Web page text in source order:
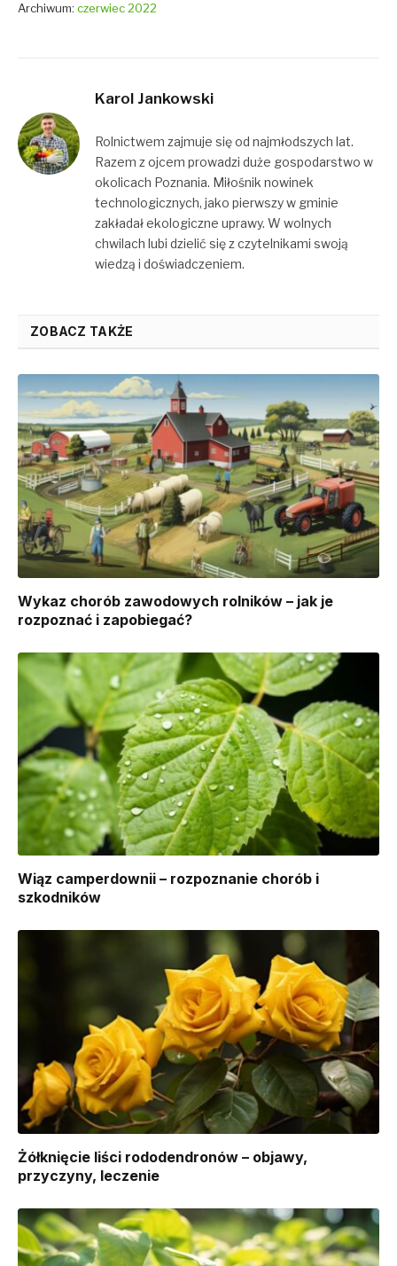
Archiwum: czerwiec 2022
Karol Jankowski
Rolnictwem zajmuje się od najmłodszych lat.
Razem z ojcem prowadzi duże gospodarstwo w
okolicach Poznania. Miłośnik nowinek
technologicznych, jako pierwszy w gminie
zakładał ekologiczne uprawy. W wolnych
chwilach lubi dzielić się z czytelnikami swoją
wiedzą i doświadczeniem.
ZOBACZ TAKŻE
Wykaz chorób zawodowych rolników – jak je
rozpoznać i zapobiegać?
Wiąz camperdownii – rozpoznanie chorób i
szkodników
Żółknięcie liści rododendronów – objawy,
przyczyny, leczenie